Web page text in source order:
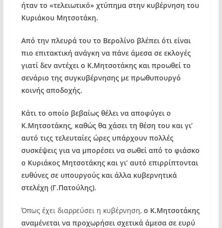
ήταν το «τελειωτικό» χτύπημα στην κυβέρνηση του
Κυριάκου Μητσοτάκη.
Από την πλευρά του το Βερολίνο βλέπει ότι είναι
πιο επιτακτική ανάγκη να πάνε άμεσα σε εκλογές
γιατί δεν αντέχει ο Κ.Μητσοτάκης και προωθεί το
σενάριο της συγκυβέρνησης με πρωθυπουργό
κοινής αποδοχής.
Κάτι το οποίο βεβαίως θέλει να αποφύγει ο
Κ.Μητσοτάκης, καθώς θα χάσει τη θέση του και γι’
αυτό τιςς τελευταίες ώρες υπάρχουν πολλές
συσκέψεις για να μπορέσει να σωθεί από το φιάσκο
ο Κυριάκος Μητσοτάκης και γι’ αυτό επιρρίπτονται
ευθύνες σε υπουργούς και άλλα κυβερνητικά
στελέχη (Γ.Πατούλης).
Όπως έχει διαρρεύσει η κυβέρνηση, ο Κ.Μητσοτάκης
αναμένεται να προχωρήσει σχετικά άμεσα σε ευρύ